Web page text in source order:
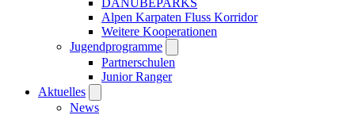
DANUBEPARKS
Alpen Karpaten Fluss Korridor
Weitere Kooperationen
Jugendprogramme
Partnerschulen
Junior Ranger
Aktuelles
News